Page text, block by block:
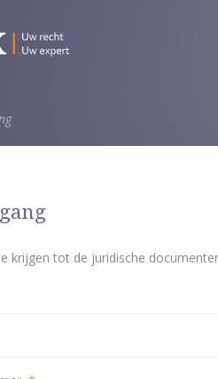
krijgen tot de juridische